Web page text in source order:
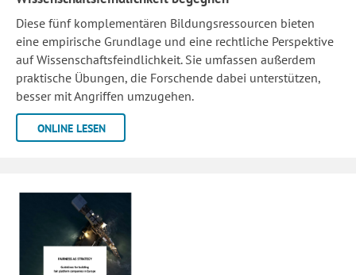
Diese fünf komplementären Bildungsressourcen bieten
eine empirische Grundlage und eine rechtliche Perspektive
auf Wissenschaftsfeindlichkeit. Sie umfassen außerdem
praktische Übungen, die Forschende dabei unterstützen,
besser mit Angriffen umzugehen.
ONLINE LESEN